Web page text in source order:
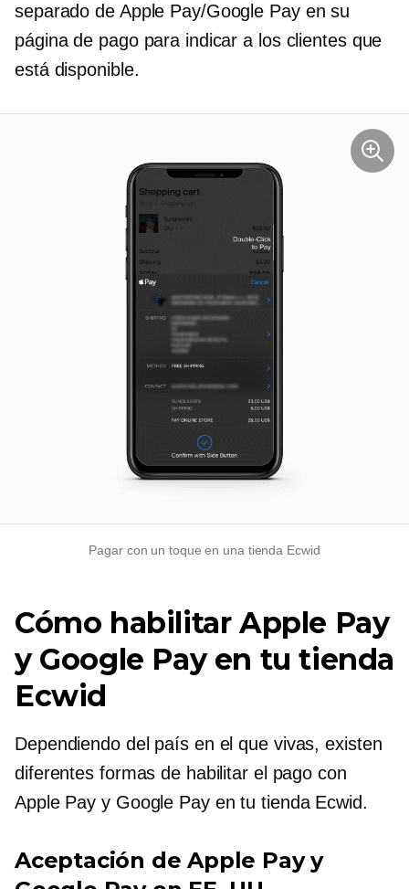
separado de Apple Pay/Google Pay en su
página de pago para indicar a los clientes que
está disponible.
Pagar con un toque en una tienda Ecwid
Cómo habilitar Apple Pay
y Google Pay en tu tienda
Ecwid
Dependiendo del país en el que vivas, existen
diferentes formas de habilitar el pago con
Apple Pay y Google Pay en tu tienda Ecwid.
Aceptación de Apple Pay y